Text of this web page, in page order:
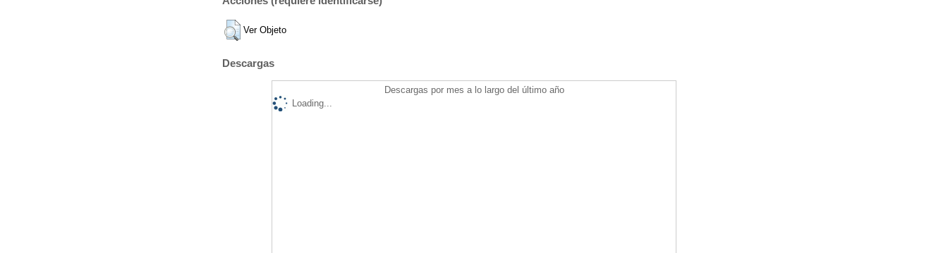
Ver Objeto
Descargas
Descargas por mes a lo largo del último año
Loading...